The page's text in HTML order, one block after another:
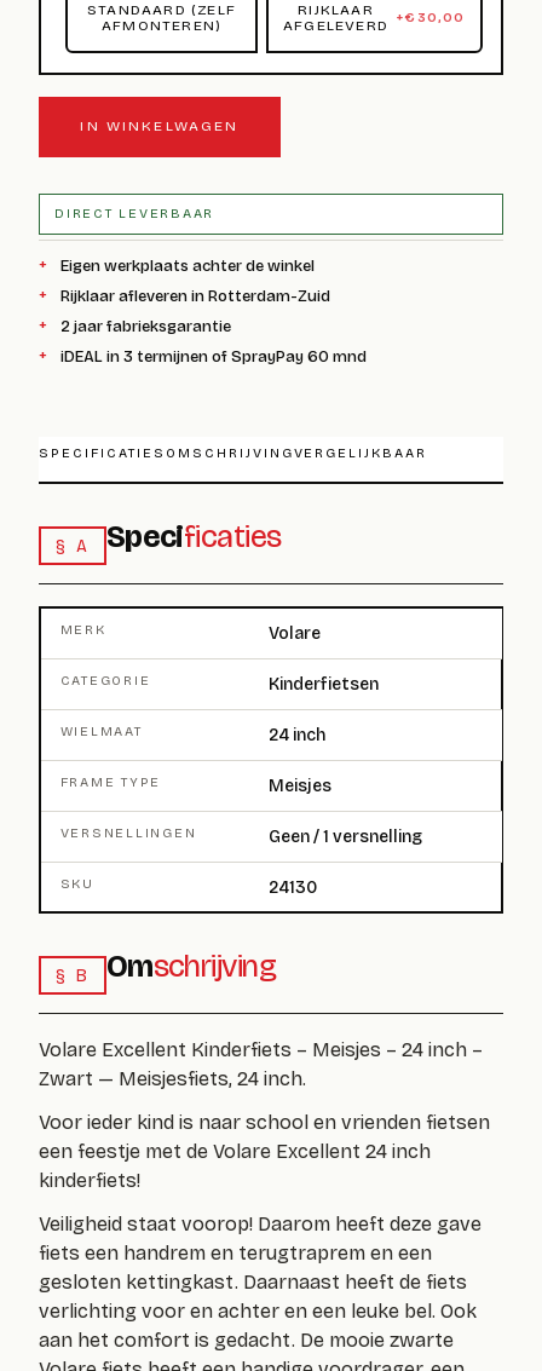
STANDAARD (ZELF
AFMONTEREN)
RIJKLAAR
AFGELEVERD
+€ 30,00
IN WINKELWAGEN
DIRECT LEVERBAAR
Eigen werkplaats achter de winkel
Rijklaar afleveren in Rotterdam-Zuid
2 jaar fabrieksgarantie
iDEAL in 3 termijnen of SprayPay 60 mnd
SPECIFICATIES OMSCHRIJVINGVERGELIJKBAAR
§ A Specificaties
MERK Volare
CATEGORIE Kinderfietsen
WIELMAAT 24 inch
FRAME TYPE Meisjes
VERSNELLINGEN Geen / 1 versnelling
SKU 24130
§ B Omschrijving
Volare Excellent Kinderfiets – Meisjes – 24 inch –
Zwart — Meisjesfiets, 24 inch.
Voor ieder kind is naar school en vrienden fietsen
een feestje met de Volare Excellent 24 inch
kinderfiets!
Veiligheid staat voorop! Daarom heeft deze gave
fiets een handrem en terugtraprem en een
gesloten kettingkast. Daarnaast heeft de fiets
verlichting voor en achter en een leuke bel. Ook
aan het comfort is gedacht. De mooie zwarte